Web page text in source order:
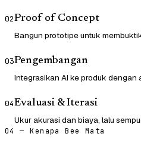
02Proof of Concept
Bangun prototipe untuk
03Pengembangan
Integrasikan AI ke produk dengan
04Evaluasi & Iterasi
Ukur akurasi dan biaya, lalu
04 — Kenapa Bee Mata